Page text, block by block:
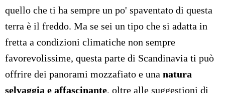
quello che ti ha sempre un po' spaventato di questa
terra è il freddo. Ma se sei un tipo che si adatta in
fretta a condizioni climatiche non sempre
favorevolissime, questa parte di Scandinavia ti può
offrire dei panorami mozzafiato e una natura
selvaggia e affascinante, oltre alle suggestioni di